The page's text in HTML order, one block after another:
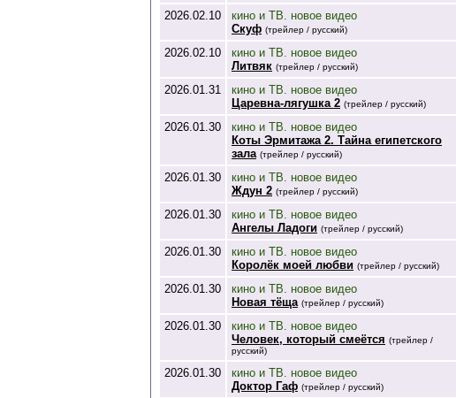
2026.02.10
кино и ТВ. новое видео
Скуф (трейлер / русский)
2026.02.10
кино и ТВ. новое видео
Литвяк (трейлер / русский)
2026.01.31
кино и ТВ. новое видео
Царевна-лягушка 2 (трейлер / русский)
2026.01.30
кино и ТВ. новое видео
Коты Эрмитажа 2. Тайна египетского
зала (трейлер / русский)
2026.01.30
кино и ТВ. новое видео
Ждун 2 (трейлер / русский)
2026.01.30
кино и ТВ. новое видео
Ангелы Ладоги (трейлер / русский)
2026.01.30
кино и ТВ. новое видео
Королёк моей любви (трейлер / русский)
2026.01.30
кино и ТВ. новое видео
Новая тёща (трейлер / русский)
2026.01.30
кино и ТВ. новое видео
Человек, который смеётся (трейлер /
русский)
2026.01.30
кино и ТВ. новое видео
Доктор Гаф (трейлер / русский)